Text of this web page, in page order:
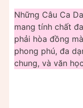
Những Câu Ca
mang tính chất
phải hòa đồng
phong phú, đa
chung, và văn